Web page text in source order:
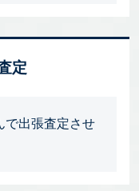
定
で出張査定させ